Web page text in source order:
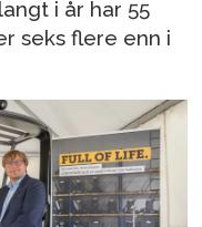
i år har 55
seks flere enn i